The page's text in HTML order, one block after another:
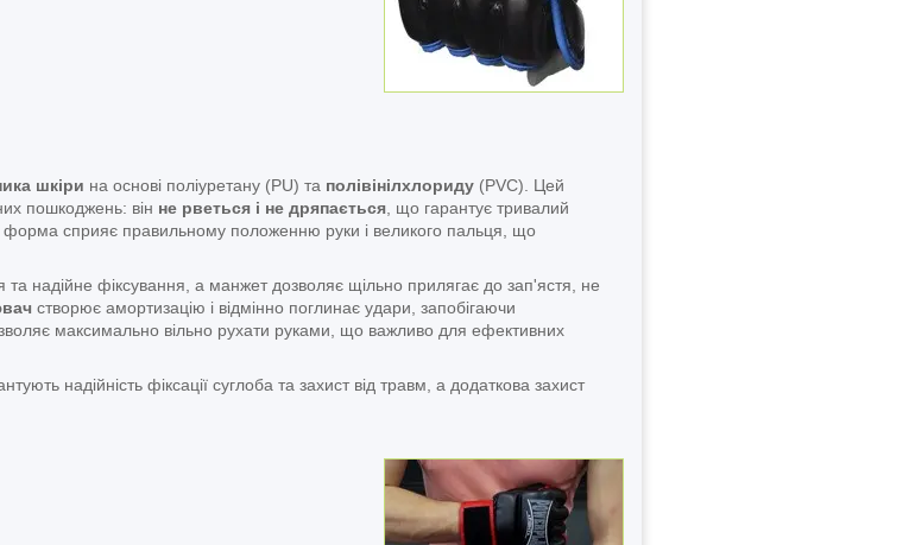
шкіри на основі поліуретану (PU) та полівінілхлориду (PVC). Цей
пошкоджень: він не рветься і не дряпається , що гарантує тривалий
форма сприяє правильному положенню руки і великого пальця, що
та надійне фіксування, а манжет дозволяє щільно прилягає до зап'ястя, не
створює амортизацію і відмінно поглинає удари, запобігаючи
максимально вільно рухати руками, що важливо для ефективних
надійність фіксації суглоба та захист від травм, а додаткова захист